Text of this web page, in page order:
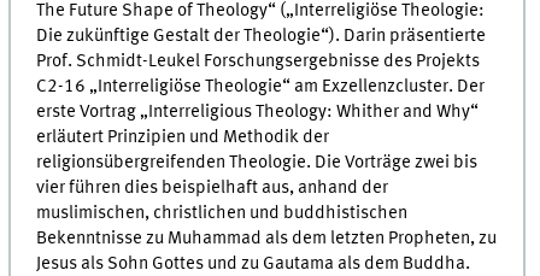
The Future Shape of Theology“ („Interreligiöse Theologie:
Die zukünftige Gestalt der Theologie“). Darin präsentierte
Prof. Schmidt-Leukel Forschungsergebnisse des Projekts
C2-16 „Interreligiöse Theologie“ am Exzellenzcluster. Der
erste Vortrag „Interreligious Theology: Whither and Why“
erläutert Prinzipien und Methodik der
religionsübergreifenden Theologie. Die Vorträge zwei bis
vier führen dies beispielhaft aus, anhand der
muslimischen, christlichen und buddhistischen
Bekenntnisse zu Muhammad als dem letzten Propheten, zu
Jesus als Sohn Gottes und zu Gautama als dem Buddha.